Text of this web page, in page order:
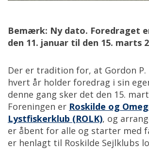
Bemærk: Ny dato. Foredraget
den 11. januar til den 15. marts
Der er tradition for, at Gordon P.
hvert år holder foredrag i sin
denne gang sker det den 15.
Foreningen er Roskilde og
Lystfiskerklub (ROLK), og
er åbent for alle og starter med
er henlagt til Roskilde Sejlklubs